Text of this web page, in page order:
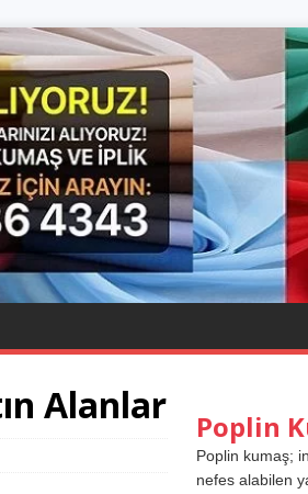
Alanlar Poplin
Poplin kumaş;
nefes alabilen